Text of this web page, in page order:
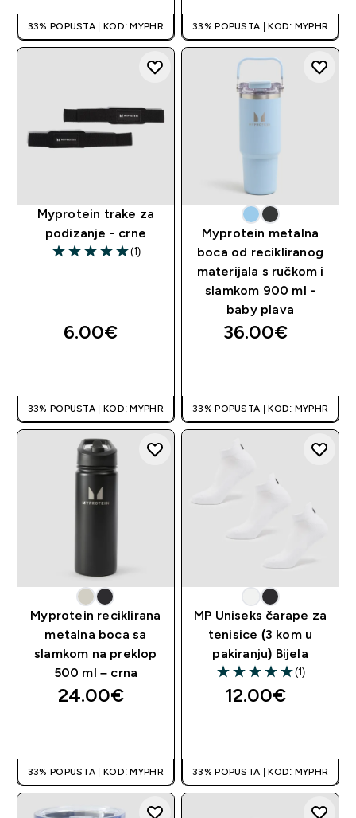
33% POPUSTA | KOD: MYPHR 33% POPUSTA | KOD: MYPHR
Myprotein trake za
podizanje - crne
5 out of 5 stars
(1)
6.00€‎
33% POPUSTA | KOD: MYPHR
Myprotein metalna
boca od recikliranog
materijala s ručkom i
slamkom 900 ml -
baby plava
36.00€‎
33% POPUSTA | KOD: MYPHR
Myprotein reciklirana
metalna boca sa
slamkom na preklop
500 ml – crna
24.00€‎
33% POPUSTA | KOD: MYPHR
MP Uniseks čarape za
tenisice (3 kom u
pakiranju) Bijela
5 out of 5 stars
(1)
12.00€‎
33% POPUSTA | KOD: MYPHR